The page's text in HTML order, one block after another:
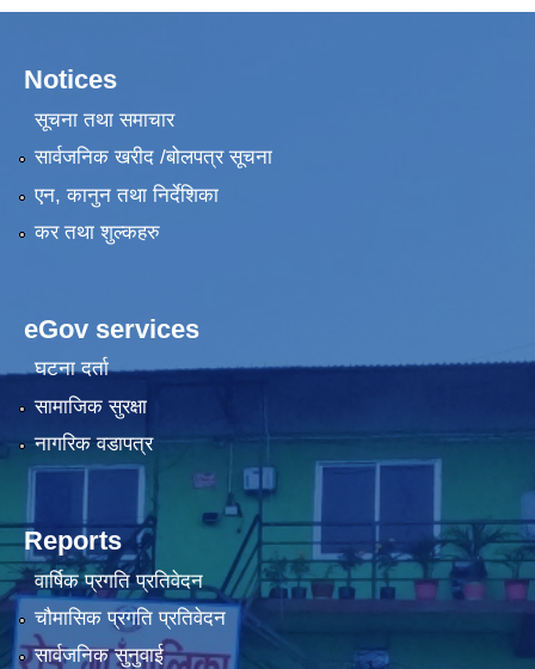
Notices
सूचना तथा समाचार
सार्वजनिक खरीद /बोलपत्र सूचना
एन, कानुन तथा निर्देशिका
कर तथा शुल्कहरु
eGov services
घटना दर्ता
सामाजिक सुरक्षा
नागरिक वडापत्र
Reports
वार्षिक प्रगति प्रतिवेदन
चौमासिक प्रगति प्रतिवेदन
सार्वजनिक सुनुवाई